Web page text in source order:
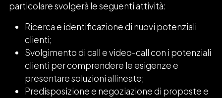
particolare svolgerà le seguenti attività:
Ricerca e identificazione di nuovi potenziali
clienti;
Svolgimento di call e video-call con i potenziali
clienti per comprendere le esigenze e
presentare soluzioni allineate;
Predisposizione e negoziazione di proposte e